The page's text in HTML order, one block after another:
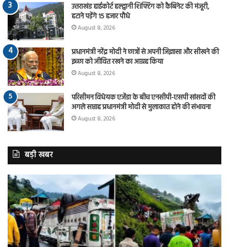
उत्तराखंड हाईकोर्ट हल्द्वानी शिफ्टिंग को कैबिनेट की मंजूरी,
हटाने पड़ेंगे 15 हजार पौधे
August 8, 2026
प्रधानमंत्री नरेंद्र मोदी ने छात्रों से अपनी जिज्ञासा और सीखने की
इच्छा को जीवित रखने का आग्रह किया
August 8, 2026
परिसीमन विधेयक एजेंडा के बीच एनसीपी-एसपी सांसदों की
अगले सप्ताह प्रधानमंत्री मोदी से मुलाकात होने की संभावना
August 8, 2026
बड़ी खबर